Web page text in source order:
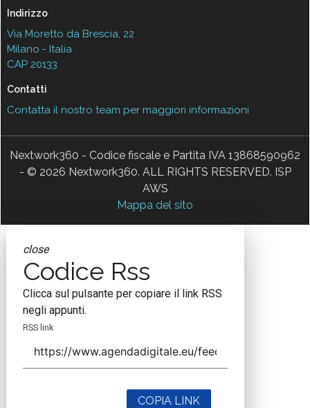
Indirizzo
Via Moretto da Brescia, 22
Milano - Italia
CAP 20133
Contatti
Contatta il nostro team per maggiori informazioni
Nextwork360 - Codice fiscale e Partita IVA 13868590962
- © 2026 Nextwork360. ALL RIGHTS RESERVED. ISP
AWS
Mappa del sito
close
Codice Rss
Clicca sul pulsante per copiare il link RSS
negli appunti.
RSS link
COPIA LINK